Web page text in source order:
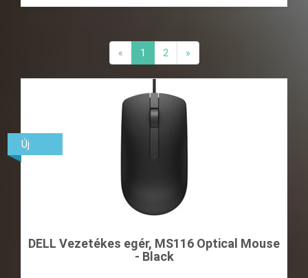
« 1 2 »
DELL Vezetékes egér, MS116 Optical Mouse
- Black
Új